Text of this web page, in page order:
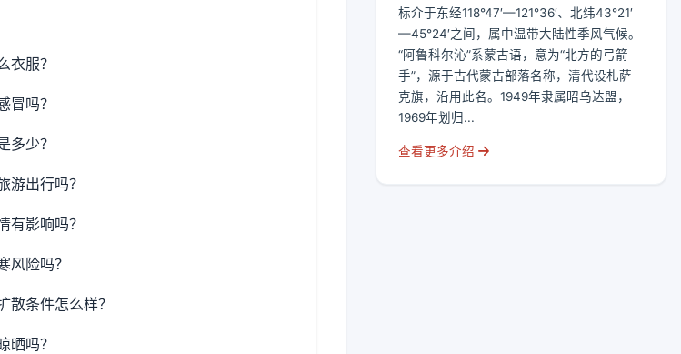
衣服？
冒吗？
多少？
游出行吗？
有影响吗？
风险吗？
散条件怎么样？
晒吗？
标介于东经118°47′—121°36′、北纬43°21′
—45°24′之间，属中温带大陆性季风气候。
“阿鲁科尔沁”系蒙古语，意为“北方的弓箭
手”，源于古代蒙古部落名称，清代设札萨
克旗，沿用此名。1949年隶属昭乌达盟，
1969年划归...
查看更多介绍